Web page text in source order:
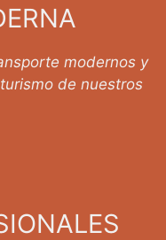
modernos y
de nuestros